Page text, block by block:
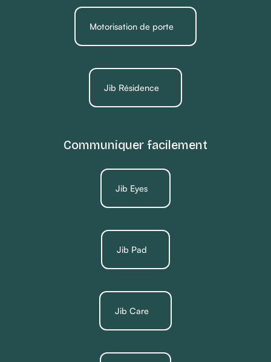
Motorisation de porte
Jib Résidence
Communiquer facilement
Jib Eyes
Jib Pad
Jib Care